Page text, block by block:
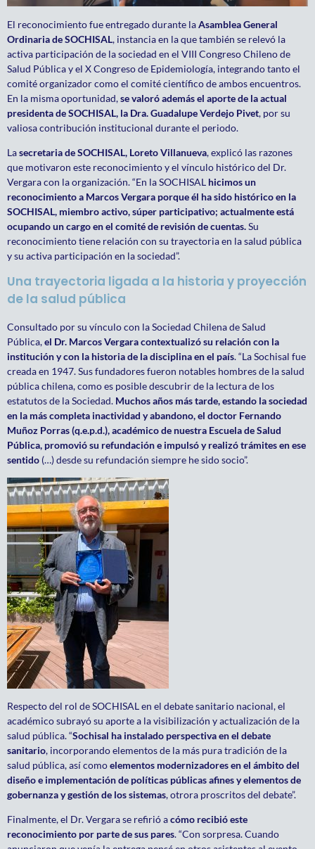
El reconocimiento fue entregado durante laAsamblea General
Ordinaria de SOCHISAL, instancia en la que también se relevó la
activa participación de la sociedad en el VIII Congreso Chileno de
Salud Pública y el X Congreso de Epidemiología, integrando tanto el
comité organizador como el comité científico de ambos encuentros.
En la misma oportunidad,se valoró además el aporte de la actual
presidenta de SOCHISAL, la Dra. Guadalupe Verdejo Pivet, por su
valiosa contribución institucional durante el periodo.
Lasecretaria de SOCHISAL, Loreto Villanueva, explicó las razones
que motivaron este reconocimiento y el vínculo histórico del Dr.
Vergara con la organización. “En la SOCHISAL hicimos un
reconocimiento a Marcos Vergara porque él ha sido histórico en la
SOCHISAL, miembro activo, súper participativo; actualmente está
ocupando un cargo en el comité de revisión de cuentas.Su
reconocimiento tiene relación con su trayectoria en la salud pública
y su activa participación en la sociedad”.
Una trayectoria ligada a la historia y proyección
de la salud pública
Consultado por su vínculo con la Sociedad Chilena de Salud
Pública,el Dr. Marcos Vergara contextualizó su relación con la
institución y con la historia de la disciplina en el país. “La Sochisal fue
creada en 1947. Sus fundadores fueron notables hombres de la salud
pública chilena, como es posible descubrir de la lectura de los
estatutos de la Sociedad. Muchos años más tarde, estando la sociedad
en la más completa inactividad y abandono, el doctor Fernando
Muñoz Porras (q.e.p.d.), académico de nuestra Escuela de Salud
Pública, promovió su refundación e impulsó y realizó trámites en ese
sentido (…) desde su refundación siempre he sido socio”.
Respecto del rol de SOCHISAL en el debate sanitario nacional, el
académico subrayó su aporte a la visibilización y actualización de la
salud pública. “Sochisal ha instalado perspectiva en el debate
sanitario, incorporando elementos de la más pura tradición de la
salud pública, así comoelementos modernizadores en el ámbito del
diseño e implementación de políticas públicas afines y elementos de
gobernanza y gestión de los sistemas, otrora proscritos del debate”.
Finalmente, el Dr. Vergara se refirió acómo recibió este
reconocimiento por parte de sus pares. “Con sorpresa. Cuando